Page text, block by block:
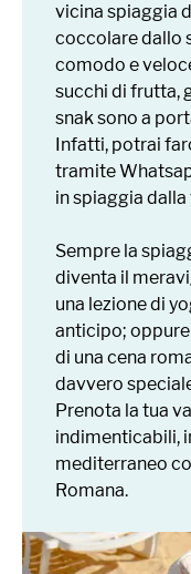
vicina spiaggia
coccolare dallo
comodo e
succhi di frutta,
snak sono a
Infatti, potrai
tramite
in spiaggia
Sempre la
diventa il
una lezione di
anticipo;
di una cena
davvero
Prenota la tua
indimenticabili,
mediterraneo
Romana.